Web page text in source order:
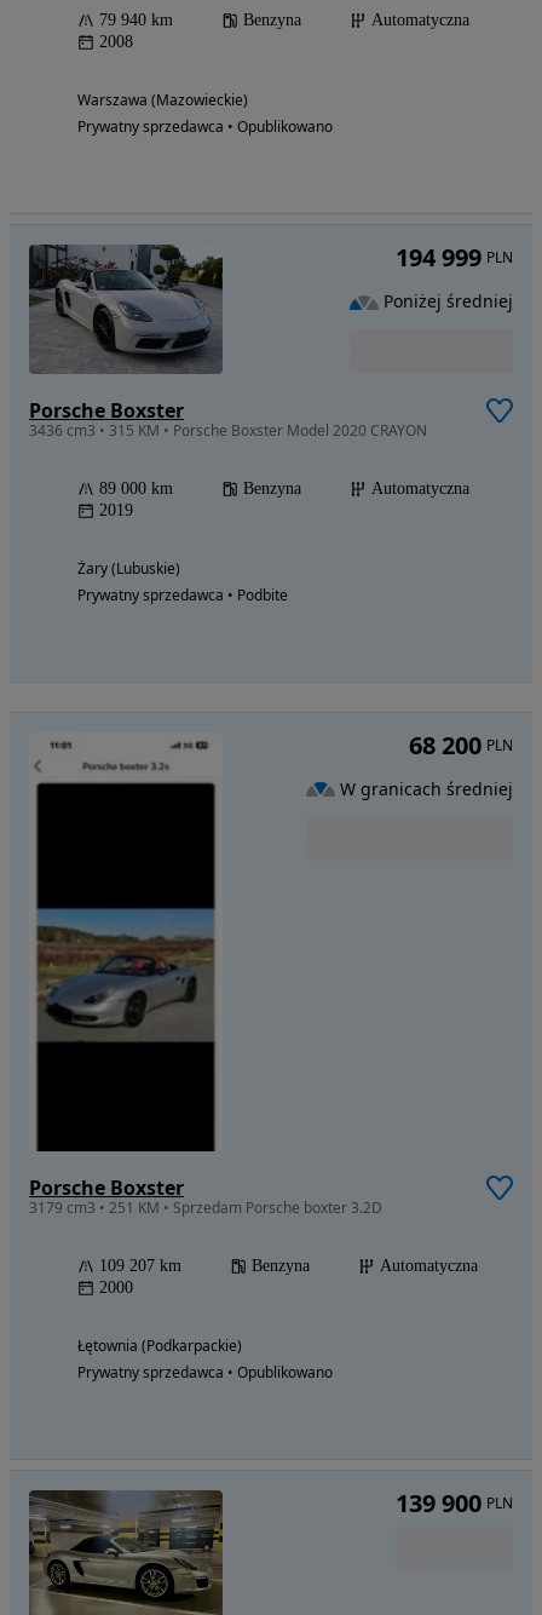
79 940 km Benzyna
Automatyczna
2008
Warszawa (Mazowieckie)
Prywatny sprzedawca • Opublikowano
Porsche Boxster
3436 cm3 • 315 KM • Porsche Boxster Model 2020 CRAYON
89 000 km Benzyna
Automatyczna
2019
Żary (Lubuskie)
Prywatny sprzedawca • Podbite
194 999 PLN
Poniżej średniej
Porsche Boxster
3179 cm3 • 251 KM • Sprzedam Porsche boxter 3.2D
109 207 km Benzyna
Automatyczna
2000
Łętownia (Podkarpackie)
Prywatny sprzedawca • Opublikowano
68 200 PLN
W granicach średniej
139 900 PLN